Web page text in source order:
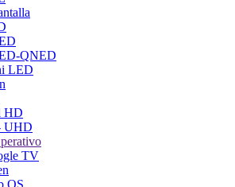
QNED
LED
HD
UHD
TV
OS